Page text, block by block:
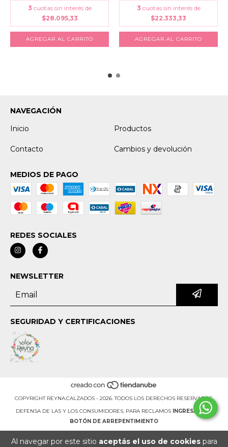
Al navegar por este sitio aceptás el uso de cookiespara
3 cuotas sin interés de
$28.095,33
AGREGAR AL CARRITO
3 cuotas sin interés de
$22.333,33
AGREGAR AL CARRITO
NAVEGACIÓN
Inicio
Productos
Contacto Cambios y devolución
MEDIOS DE PAGO
REDES SOCIALES
NEWSLETTER
SEGURIDAD Y CERTIFICACIONES
COPYRIGHT REYNA.CALZADOS - 2026. TODOS LOS DERECHOS RESERVADOS.
DEFENSA DE LAS Y LOS CONSUMIDORES. PARA RECLAMOS INGRESÁ ACÁ.
BOTÓN DE ARREPENTIMIENTO